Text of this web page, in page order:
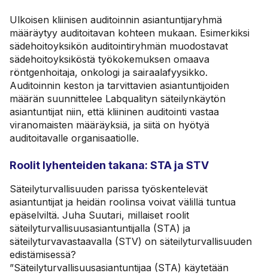
Ulkoisen kliinisen auditoinnin asiantuntijaryhmä
määräytyy auditoitavan kohteen mukaan. Esimerkiksi
sädehoitoyksikön auditointiryhmän muodostavat
sädehoitoyksiköstä työkokemuksen omaava
röntgenhoitaja, onkologi ja sairaalafyysikko.
Auditoinnin keston ja tarvittavien asiantuntijoiden
määrän suunnittelee Labqualityn säteilynkäytön
asiantuntijat niin, että kliininen auditointi vastaa
viranomaisten määräyksiä, ja siitä on hyötyä
auditoitavalle organisaatiolle.
Roolit lyhenteiden takana: STA ja STV
Säteilyturvallisuuden parissa työskentelevät
asiantuntijat ja heidän roolinsa voivat välillä tuntua
epäselviltä. Juha Suutari, millaiset roolit
säteilyturvallisuusasiantuntijalla (STA) ja
säteilyturvavastaavalla (STV) on säteilyturvallisuuden
edistämisessä?
”Säteilyturvallisuusasiantuntijaa (STA) käytetään